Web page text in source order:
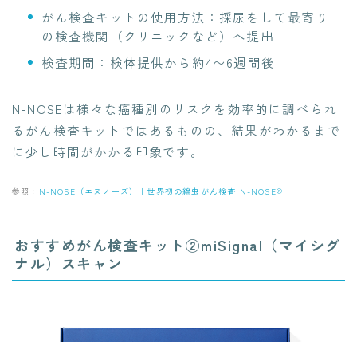
がん検査キットの使用方法：採尿をして最寄り
の検査機関（クリニックなど）へ提出
検査期間：検体提供から約4〜6週間後
N-NOSEは様々な癌種別のリスクを効率的に調べられ
るがん検査キットではあるものの、結果がわかるまで
に少し時間がかかる印象です。
参照： N-NOSE（エヌノーズ）｜世界初の線虫がん検査 N-NOSE®
おすすめがん検査キット②miSignal（マイシグ
ナル）スキャン